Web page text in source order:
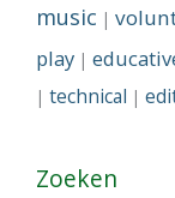
music |
play |
| technical |
Zoeken